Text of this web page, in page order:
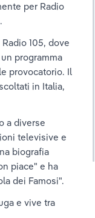
per Radio
105, dove
programma
provocatorio. Il
in Italia,
a diverse
televisive e
biografia
piace" e ha
dei Famosi".
e vive tra